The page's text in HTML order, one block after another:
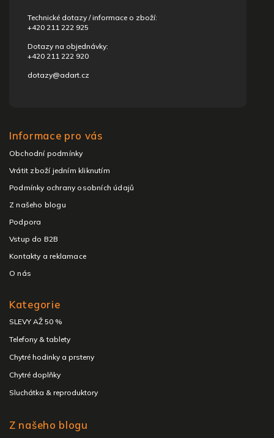
Technické dotazy / informace o zboží:
+420 211 222 925
Dotazy na objednávky:
+420 211 222 920
dotazy@adart.cz
Informace pro vás
Obchodní podmínky
Vrátit zboží jedním kliknutím
Podmínky ochrany osobních údajů
Z našeho blogu
Podpora
Vstup do B2B
Kontakty a reklamace
O nás
Kategorie
SLEVY AŽ 50 %
Telefony & tablety
Chytré hodinky a prsteny
Chytré doplňky
Sluchátka & reproduktory
Z našeho blogu